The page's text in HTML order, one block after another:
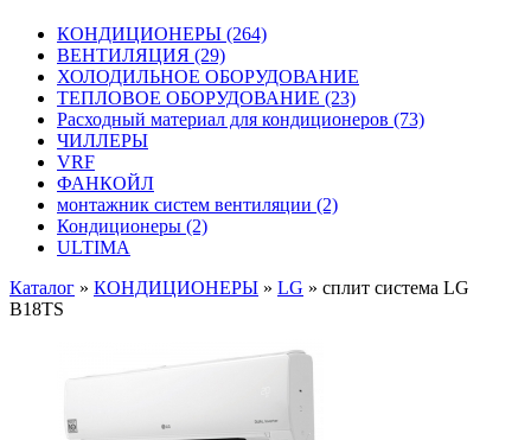
КОНДИЦИОНЕРЫ (264)
ВЕНТИЛЯЦИЯ (29)
ХОЛОДИЛЬНОЕ ОБОРУДОВАНИЕ
ТЕПЛОВОЕ ОБОРУДОВАНИЕ (23)
Расходный материал для кондиционеров (73)
ЧИЛЛЕРЫ
VRF
ФАНКОЙЛ
монтажник систем вентиляции (2)
Кондиционеры (2)
ULTIMA
Каталог » КОНДИЦИОНЕРЫ » LG » сплит система LG
B18TS